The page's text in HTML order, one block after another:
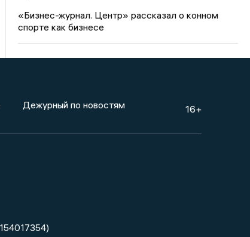
«Бизнес-журнал. Центр» рассказал о конном
спорте как бизнесе
Дежурный по новостям 16+